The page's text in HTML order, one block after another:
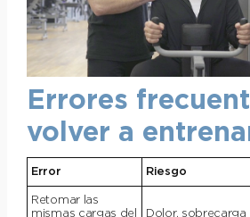
Errores
volver a
Error Riesgo
Retomar las
mismas cargas del
Dolor, sobrecarga